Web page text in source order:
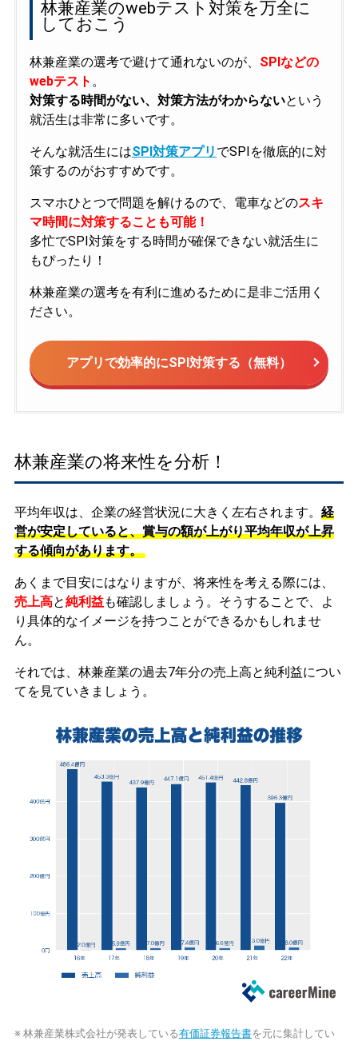
林兼産業のwebテスト対策を万全に
しておこう
林兼産業の選考で避けて通れないのが、 SPIなどの
webテスト 。
対策する時間がない、対策方法がわからないという
就活生は非常に多いです。
そんな就活生にはSPI対策アプリ でSPIを徹底的に対
策するのがおすすめです。
スマホひとつで問題を解けるので、電車などのスキ
マ時間に対策することも可能！
多忙でSPI対策をする時間が確保できない就活生に
もぴったり！
林兼産業の選考を有利に進めるために是非ご活用く
ださい。
アプリで効率的にSPI対策する（無料）
林兼産業の将来性を分析！
平均年収は、企業の経営状況に大きく左右されます。 経
営が安定していると、賞与の額が上がり平均年収が上昇
する傾向があります。
あくまで目安にはなりますが、将来性を考える際には、
売上高と純利益も確認しましょう。そうすることで、よ
り具体的なイメージを持つことができるかもしれませ
ん。
それでは、林兼産業の過去7年分の売上高と純利益につい
てを見ていきましょう。
※ 林兼産業株式会社が発表している有価証券報告書を元に集計してい